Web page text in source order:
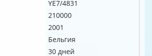
YE7/4831
210000
2001
Бельгия
30 дней